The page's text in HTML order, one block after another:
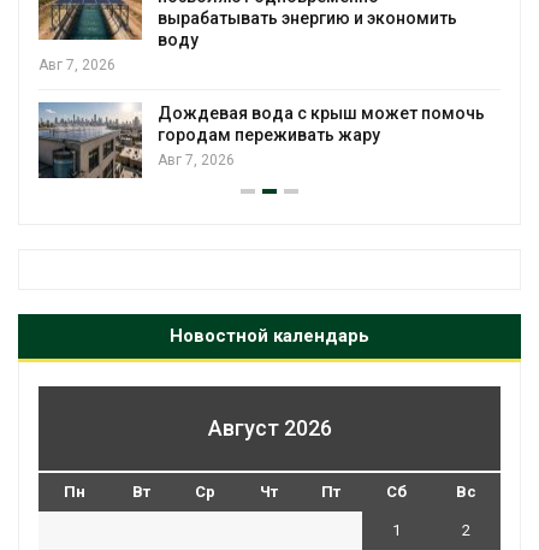
Авг 6, 2026
сентябре
Авг 6, 2026
Новостной календарь
Август 2026
Пн Вт Ср Чт Пт Сб Вс
1 2